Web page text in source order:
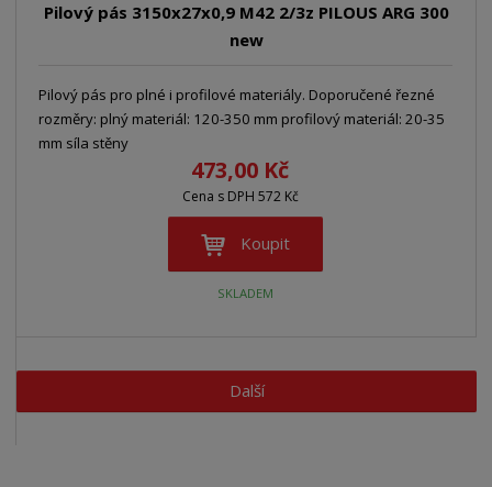
Pilový pás 3150x27x0,9 M42 2/3z PILOUS ARG 300
new
Pilový pás pro plné i profilové materiály. Doporučené řezné
rozměry: plný materiál: 120-350 mm profilový materiál: 20-35
mm síla stěny
473,00 Kč
Cena s DPH 572 Kč
Koupit
SKLADEM
Další